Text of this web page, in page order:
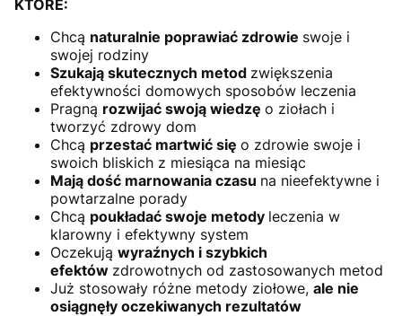
KTÓRE:
Chcą naturalnie poprawiać zdrowie swoje i
swojej rodziny
Szukają skutecznych metod zwiększenia
efektywności domowych sposobów leczenia
Pragną rozwijać swoją wiedzę o ziołach i
tworzyć zdrowy dom
Chcą przestać martwić się o zdrowie swoje i
swoich bliskich z miesiąca na miesiąc
Mają dość marnowania czasu na nieefektywne i
powtarzalne porady
Chcą poukładać swoje metody leczenia w
klarowny i efektywny system
Oczekują wyraźnych i szybkich
efektów zdrowotnych od zastosowanych metod
Już stosowały różne metody ziołowe, ale nie
osiągnęły oczekiwanych rezultatów